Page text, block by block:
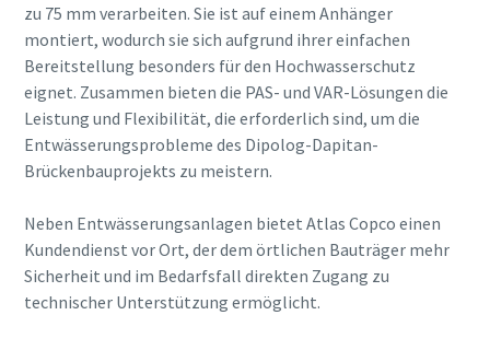
zu 75 mm verarbeiten. Sie ist auf einem Anhänger
montiert, wodurch sie sich aufgrund ihrer einfachen
Bereitstellung besonders für den Hochwasserschutz
eignet. Zusammen bieten die PAS- und VAR-Lösungen die
Leistung und Flexibilität, die erforderlich sind, um die
Entwässerungsprobleme des Dipolog-Dapitan-
Brückenbauprojekts zu meistern.
Neben Entwässerungsanlagen bietet Atlas Copco einen
Kundendienst vor Ort, der dem örtlichen Bauträger mehr
Sicherheit und im Bedarfsfall direkten Zugang zu
technischer Unterstützung ermöglicht.